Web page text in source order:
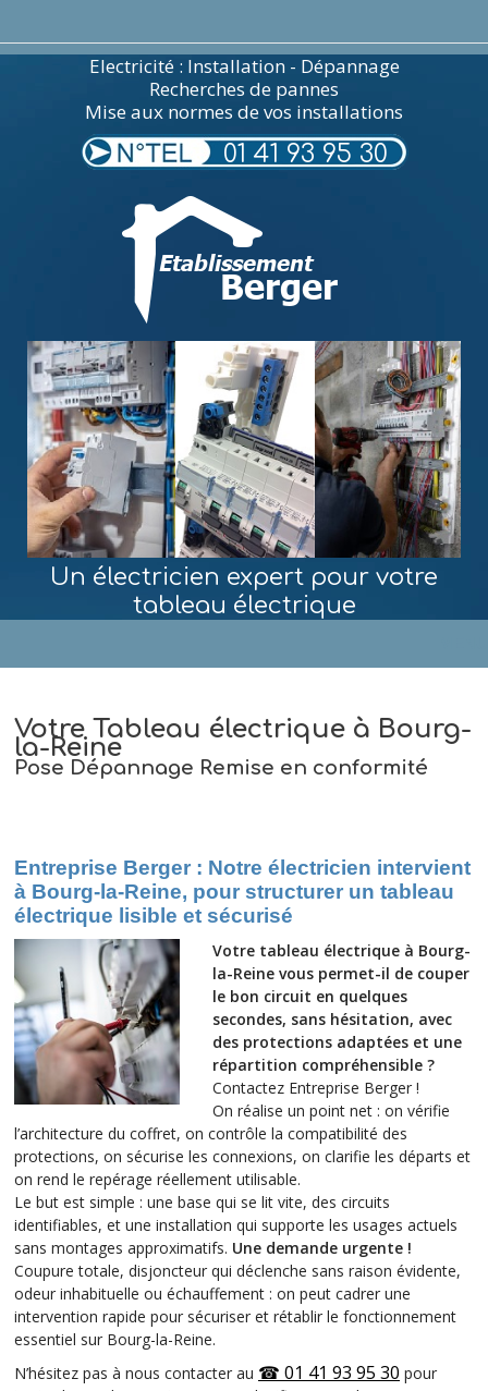
Electricité : Installation - Dépannage
Recherches de pannes
Mise aux normes de vos installations
01 41 93 95 30
Un électricien expert pour votre
tableau électrique
Votre Tableau électrique à Bourg-
la-Reine
Pose Dépannage Remise en conformité
Entreprise Berger : Notre électricien intervient
à Bourg-la-Reine, pour structurer un tableau
électrique lisible et sécurisé
Votre tableau électrique à Bourg-
la-Reine vous permet-il de couper
le bon circuit en quelques
secondes, sans hésitation, avec
des protections adaptées et une
répartition compréhensible ?
Contactez Entreprise Berger !
On réalise un point net : on vérifie
l’architecture du coffret, on contrôle la compatibilité des
protections, on sécurise les connexions, on clarifie les départs et
on rend le repérage réellement utilisable.
Le but est simple : une base qui se lit vite, des circuits
identifiables, et une installation qui supporte les usages actuels
sans montages approximatifs. Une demande urgente !
Coupure totale, disjoncteur qui déclenche sans raison évidente,
odeur inhabituelle ou échauffement : on peut cadrer une
intervention rapide pour sécuriser et rétablir le fonctionnement
essentiel sur Bourg-la-Reine.
N’hésitez pas à nous contacter au ☎ 01 41 93 95 30 pour